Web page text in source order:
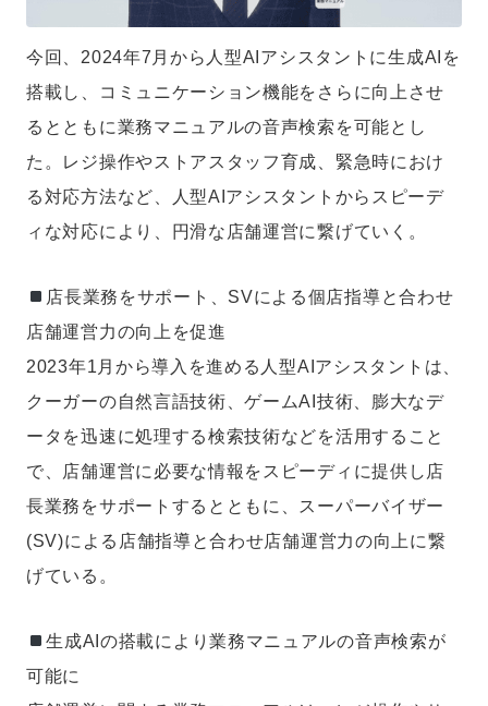
今回、2024年7月から人型AIアシスタントに生成AIを
搭載し、コミュニケーション機能をさらに向上させ
るとともに業務マニュアルの音声検索を可能とし
た。レジ操作やストアスタッフ育成、緊急時におけ
る対応方法など、人型AIアシスタントからスピーデ
ィな対応により、円滑な店舗運営に繋げていく。
店長業務をサポート、SVによる個店指導と合わせ
店舗運営力の向上を促進
2023年1月から導入を進める人型AIアシスタントは、
クーガーの自然言語技術、ゲームAI技術、膨大なデ
ータを迅速に処理する検索技術などを活用すること
で、店舗運営に必要な情報をスピーディに提供し店
長業務をサポートするとともに、スーパーバイザー
(SV)による店舗指導と合わせ店舗運営力の向上に繋
げている。
生成AIの搭載により業務マニュアルの音声検索が
可能に